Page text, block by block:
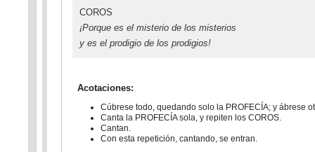
COROS
¡Porque es el misterio de los misterios
y es el prodigio de los prodigios!
Acotaciones:
Cúbrese todo, quedando solo la PROFECÍA; y ábrese
Canta la PROFECÍA sola, y repiten los COROS.
Cantan.
Con esta repetición, cantando, se entran.